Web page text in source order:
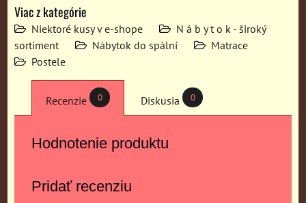
Viac z kategórie
Niektoré kusy v e-shope
N á b y t o k - široký
sortiment
Nábytok do spální
Matrace
Postele
Recenzie 0 Diskusia 0
Hodnotenie produktu
Pridať recenziu